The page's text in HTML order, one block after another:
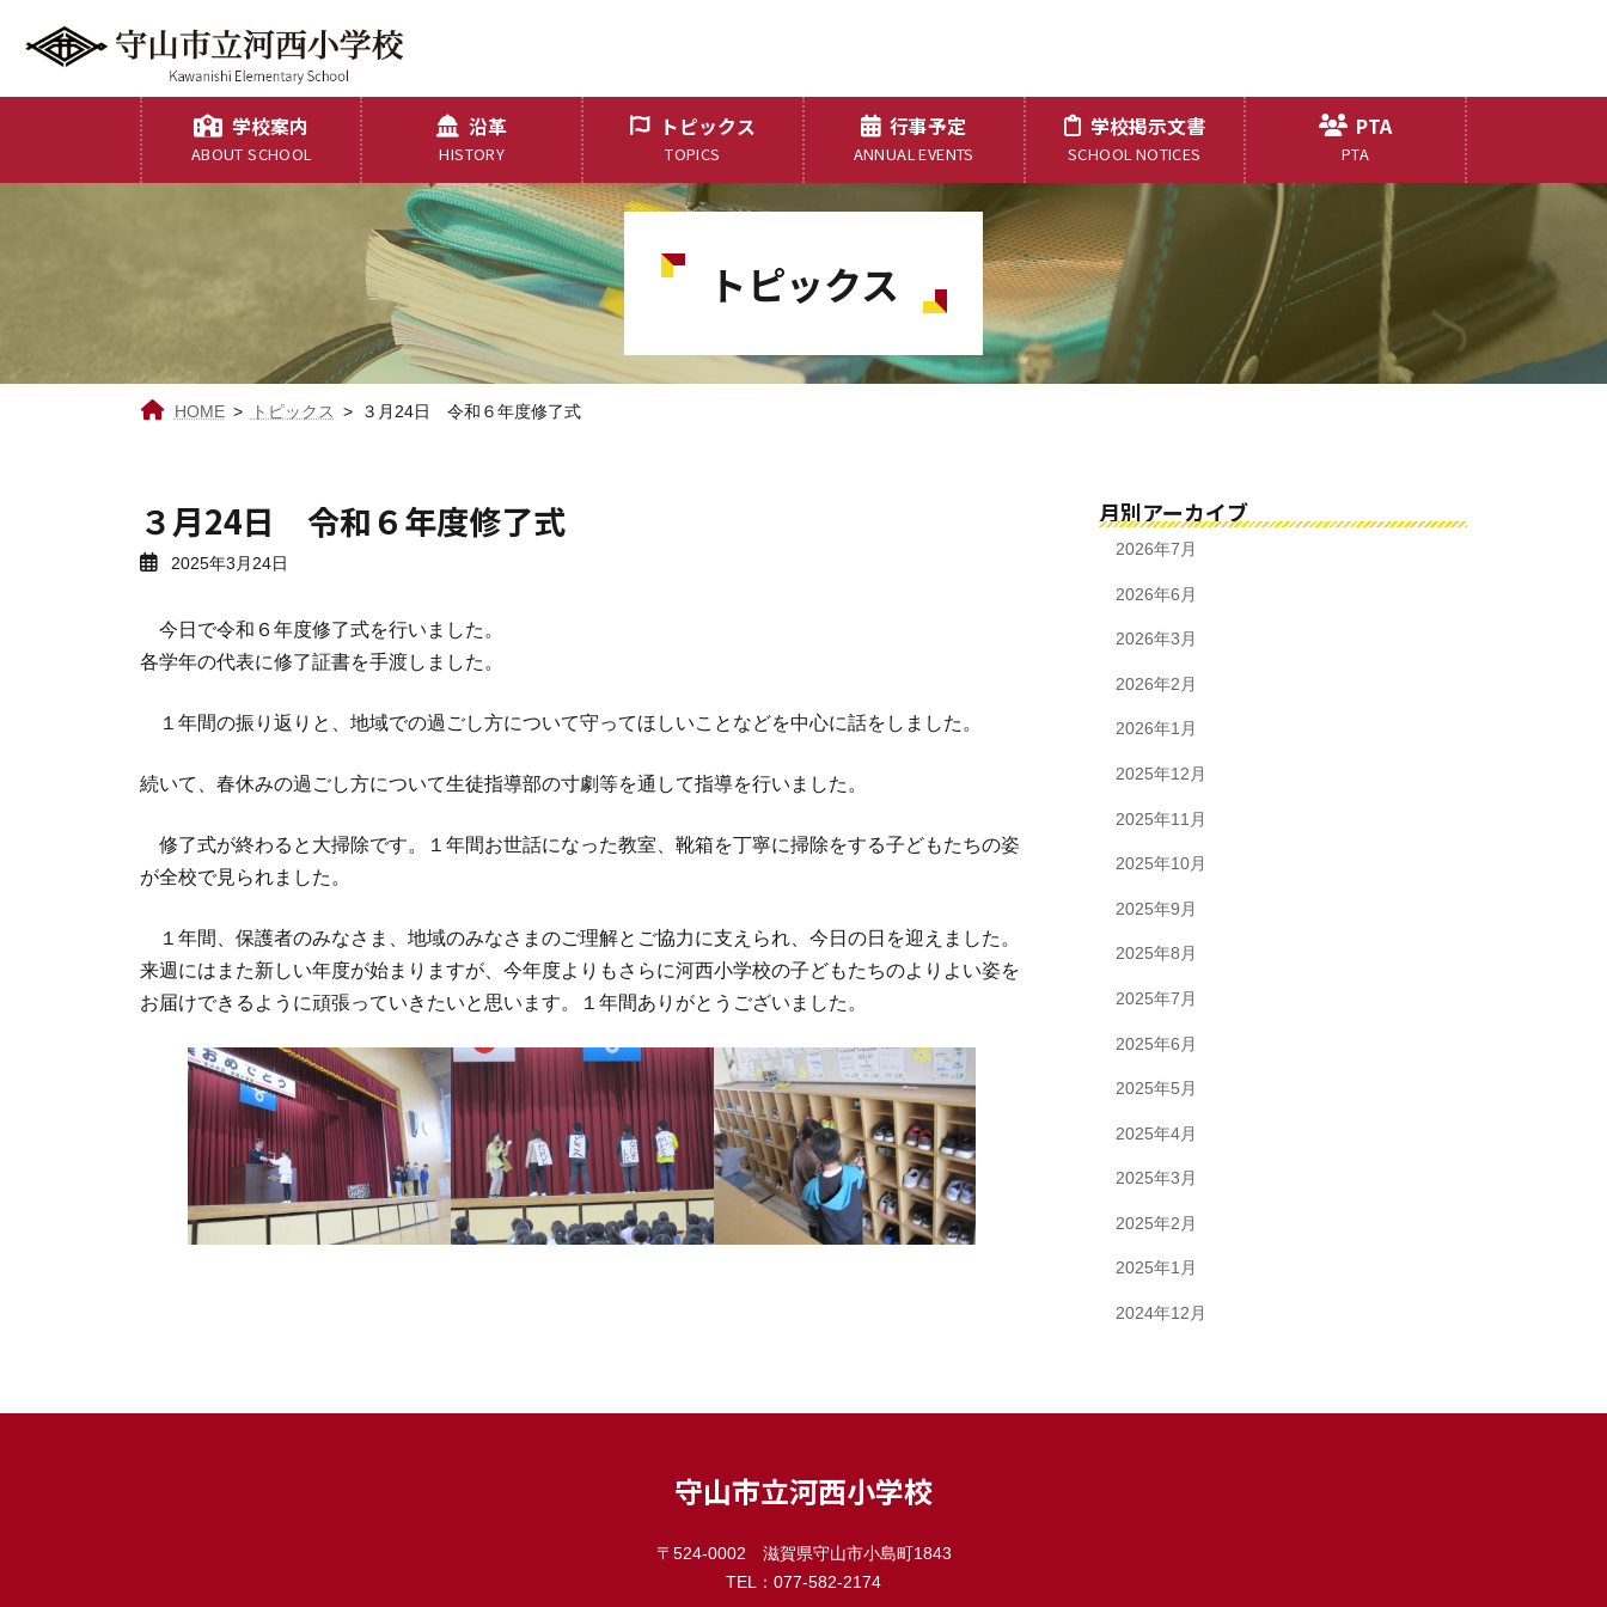
キ
に
学校案内
ABOUT SCHOOL
沿革
HISTORY
トピックス
TOPICS
行事予定
ANNUAL EVENTS
学校掲示文書
SCHOOL NOTICES
PTA
PTA
トピックス
HOME トピックス ３月24日 令和６年度修了式
３月24日 令和６年度修了式
2025年3月24日
今日で令和６年度修了式を行いました。
各学年の代表に修了証書を手渡しました。
１年間の振り返りと、地域での過ごし方について守ってほしいことなどを中心に話をしました。
続いて、春休みの過ごし方について生徒指導部の寸劇等を通して指導を行いました。
修了式が終わると大掃除です。１年間お世話になった教室、靴箱を丁寧に掃除をする子どもたちの姿
が全校で見られました。
１年間、保護者のみなさま、地域のみなさまのご理解とご協力に支えられ、今日の日を迎えました。
来週にはまた新しい年度が始まりますが、今年度よりもさらに河西小学校の子どもたちのよりよい姿を
お届けできるように頑張っていきたいと思います。１年間ありがとうございました。
月別アーカイブ
2026年7月
2026年6月
2026年3月
2026年2月
2026年1月
2025年12月
2025年11月
2025年10月
2025年9月
2025年8月
2025年7月
2025年6月
2025年5月
2025年4月
2025年3月
2025年2月
2025年1月
2024年12月
守山市立河西小学校
〒524-0002 滋賀県守山市小島町1843
TEL：077-582-2174